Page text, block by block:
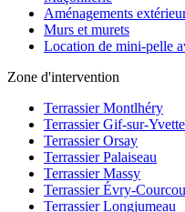
Aménagements
Murs et murets
Location de mini-pelle
Zone d'intervention
Terrassier Montlhéry
Terrassier Gif-sur-Yvette
Terrassier Orsay
Terrassier Palaiseau
Terrassier Massy
Terrassier Évry-
Terrassier Longjumeau